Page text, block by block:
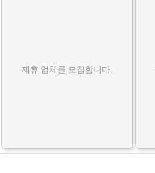
제휴 업체를 모집합니다.